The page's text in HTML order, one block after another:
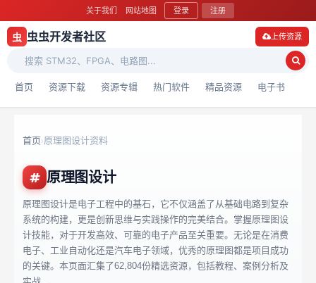
关于我们 网站地图 登录 注册
虫 虫虫开发者社区
首页 资源下载 资源专辑 热门软件 精品资源 电子书
上传资源
首页›原理图设计资料
原理图设计
原理图设计是电子工程中的基石，它不仅涵盖了从基础电路到复杂
系统的构建，更是创新思维与实践操作的完美结合。掌握原理图设
计技能，对于开发高效、可靠的电子产品至关重要。无论是在消费
电子、工业自动化还是汽车电子领域，优秀的原理图都是项目成功
的关键。本页面汇集了62,804份精选资源，包括教程、案例分析及